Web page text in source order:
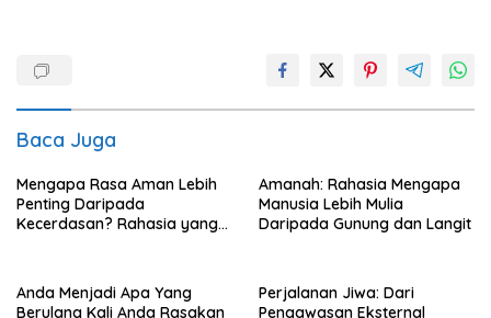
Baca Juga
Mengapa Rasa Aman Lebih
Penting Daripada
Kecerdasan? Rahasia yang
Amanah: Rahasia Mengapa
Manusia Lebih Mulia
Daripada Gunung dan Langit
Anda Menjadi Apa Yang
Berulang Kali Anda Rasakan
Perjalanan Jiwa: Dari
Pengawasan Eksternal